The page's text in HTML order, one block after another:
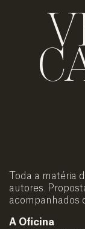
Toda a matéria
autores.
acompanhados
A Oficina